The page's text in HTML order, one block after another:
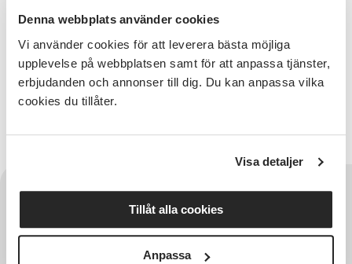
Denna webbplats använder cookies
Vi använder cookies för att leverera bästa möjliga
upplevelse på webbplatsen samt för att anpassa tjänster,
erbjudanden och annonser till dig. Du kan anpassa vilka
cookies du tillåter.
Visa detaljer
Tillåt alla cookies
Anpassa
Verksamhetsutvecklare & kommunikatör
Robert Bergendorff
Läs mer om Robert